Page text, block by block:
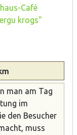
Café
krogs"
man am Tag
im
den Besucher
muss